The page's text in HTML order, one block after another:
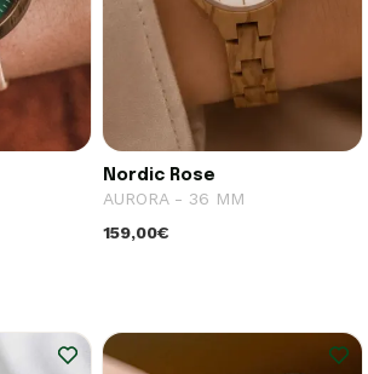
Nordic Rose
AURORA - 36 MM
159,00€